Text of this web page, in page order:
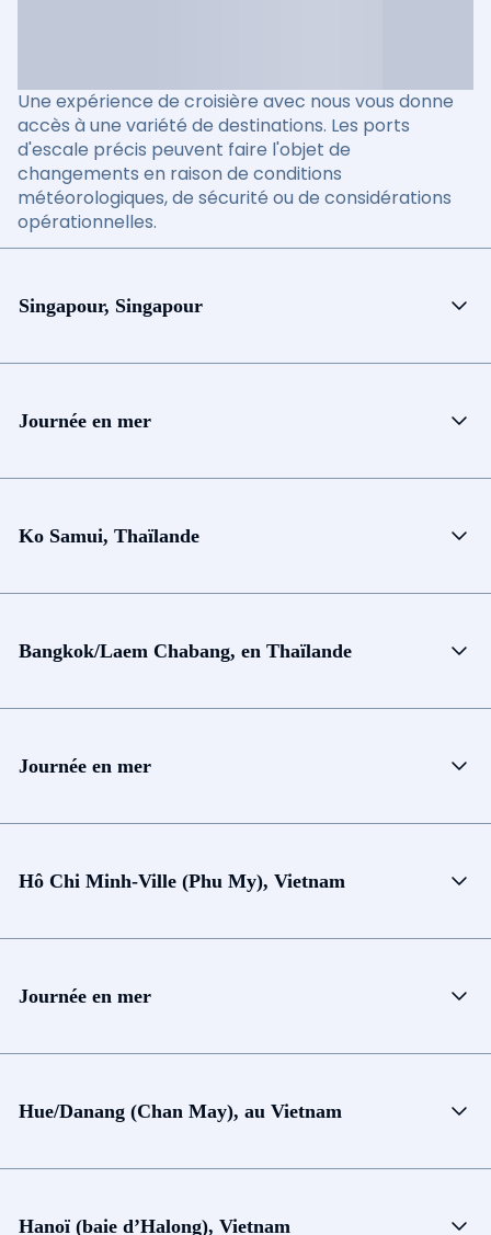
Une expérience de croisière avec nous vous donne
accès à une variété de destinations. Les ports
d'escale précis peuvent faire l'objet de
changements en raison de conditions
météorologiques, de sécurité ou de considérations
opérationnelles.
Singapour, Singapour
Journée en mer
Ko Samui, Thaïlande
Bangkok/Laem Chabang, en Thaïlande
Journée en mer
Hô Chi Minh-Ville (Phu My), Vietnam
Journée en mer
Hue/Danang (Chan May), au Vietnam
Hanoï (baie d’Halong), Vietnam